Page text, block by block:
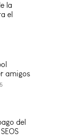
la
el
amigos
del